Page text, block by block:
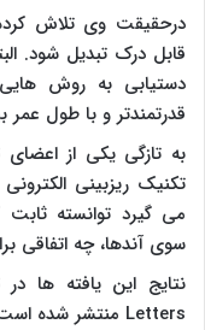
درحقیقت وی تلاش
قابل درک تبدیل شود.
دستیابی به روش
قدرتمندتر و با طول
به تازگی یکی از اعضای
تکنیک ریزبینی
می گیرد توانسته
سوی آندها، چه اتفاقی
نتایج این یافته ها
Letters منتشر شده